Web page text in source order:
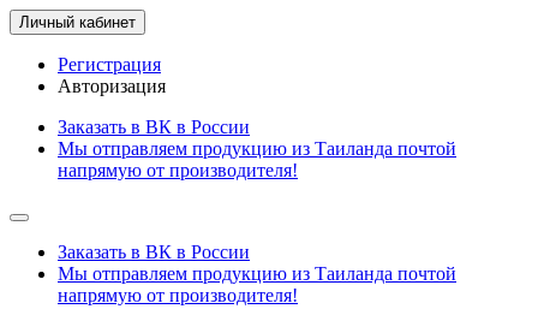
Личный кабинет
Регистрация
Авторизация
Заказать в ВК в России
Мы отправляем продукцию из Таиланда почтой
напрямую от производителя!
Заказать в ВК в России
Мы отправляем продукцию из Таиланда почтой
напрямую от производителя!